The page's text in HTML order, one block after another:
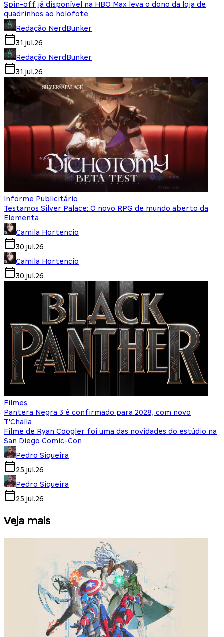
Spin-off já disponível na HBO Max leva o dono da loja de
quadrinhos ao holofote
Redação NerdBunker
31.jul.26
Redação NerdBunker
31.jul.26
Informe Publicitário
Testamos Silver Palace: O novo RPG de mundo aberto da
Elementa
Camila Hortencio
30.jul.26
Camila Hortencio
30.jul.26
Filmes
Pantera Negra 3 é confirmado para 2028, com novo
T'Challa
Filme de Ryan Coogler foi uma das novidades do estúdio na
San Diego Comic-Con
Pedro Siqueira
25.jul.26
Pedro Siqueira
25.jul.26
Veja mais